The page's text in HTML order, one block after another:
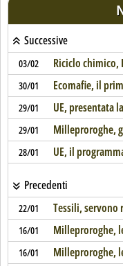
Successive
03/02 Riciclo chimico,
30/01 Ecomafie, il
29/01 UE, presentata
29/01 Milleproroghe,
28/01 UE, il
Precedenti
22/01 Tessili, servono
16/01 Milleproroghe,
16/01 Milleproroghe,